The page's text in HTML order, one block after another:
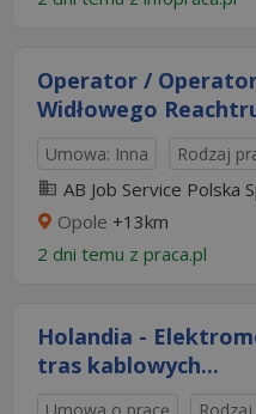
Operator /
Widłowego
Umowa: Inna Rodzaj
AB Job Service Polska
Opole +13km
2 dni temu z praca.pl
Holandia -
tras kablowych...